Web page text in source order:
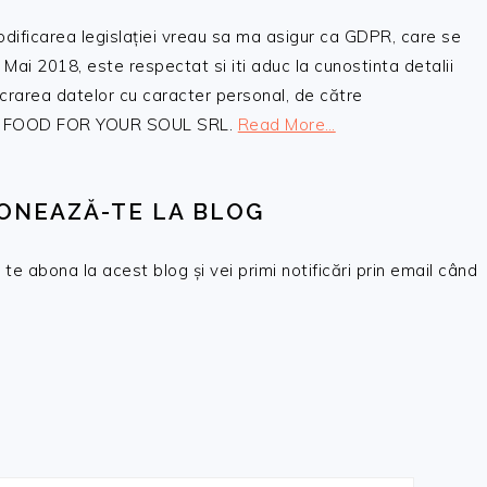
legislației vreau sa ma asigur ca GDPR, care se
Mai 2018, este respectat si iti aduc la cunostinta detalii
datelor cu caracter personal, de către
FOR YOUR SOUL SRL. Read More…
TE LA BLOG
abona la acest blog și vei primi notificări prin email când